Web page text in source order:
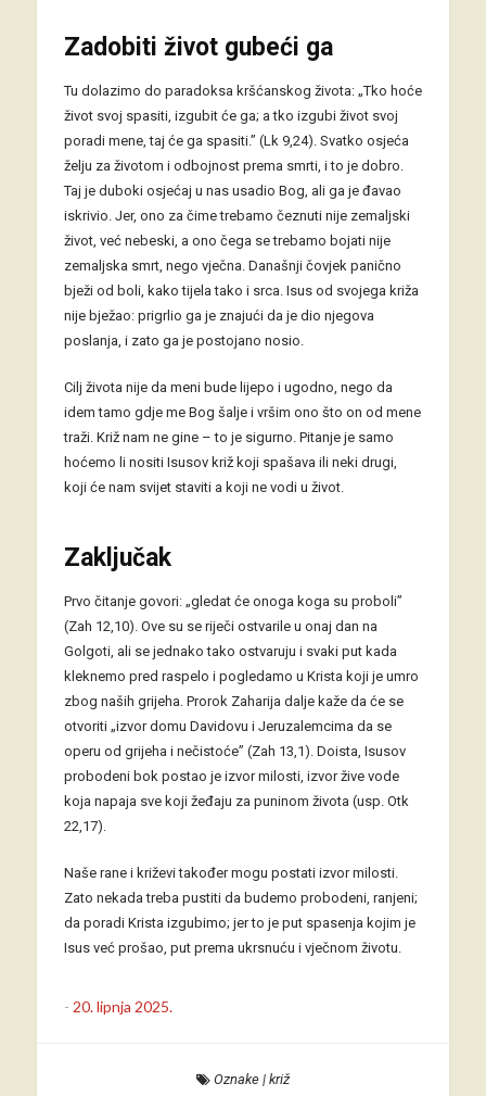
Zadobiti život gubeći ga
Tu dolazimo do paradoksa kršćanskog života: „Tko hoće
život svoj spasiti, izgubit će ga; a tko izgubi život svoj
poradi mene, taj će ga spasiti.” (Lk 9,24). Svatko osjeća
želju za životom i odbojnost prema smrti, i to je dobro.
Taj je duboki osjećaj u nas usadio Bog, ali ga je đavao
iskrivio. Jer, ono za čime trebamo čeznuti nije zemaljski
život, već nebeski, a ono čega se trebamo bojati nije
zemaljska smrt, nego vječna. Današnji čovjek panično
bježi od boli, kako tijela tako i srca. Isus od svojega križa
nije bježao: prigrlio ga je znajući da je dio njegova
poslanja, i zato ga je postojano nosio.
Cilj života nije da meni bude lijepo i ugodno, nego da
idem tamo gdje me Bog šalje i vršim ono što on od mene
traži. Križ nam ne gine – to je sigurno. Pitanje je samo
hoćemo li nositi Isusov križ koji spašava ili neki drugi,
koji će nam svijet staviti a koji ne vodi u život.
Zaključak
Prvo čitanje govori: „gledat će onoga koga su proboli”
(Zah 12,10). Ove su se riječi ostvarile u onaj dan na
Golgoti, ali se jednako tako ostvaruju i svaki put kada
kleknemo pred raspelo i pogledamo u Krista koji je umro
zbog naših grijeha. Prorok Zaharija dalje kaže da će se
otvoriti „izvor domu Davidovu i Jeruzalemcima da se
operu od grijeha i nečistoće” (Zah 13,1). Doista, Isusov
probodeni bok postao je izvor milosti, izvor žive vode
koja napaja sve koji žeđaju za puninom života (usp. Otk
22,17).
Naše rane i križevi također mogu postati izvor milosti.
Zato nekada treba pustiti da budemo probodeni, ranjeni;
da poradi Krista izgubimo; jer to je put spasenja kojim je
Isus već prošao, put prema ukrsnuću i vječnom životu.
- 20. lipnja 2025.
Oznake| križ